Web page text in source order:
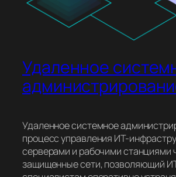
Удаленное
Удаленное системное
процесс управления ИТ-
серверами и рабочими станциями
защищенные сети, позволяющий